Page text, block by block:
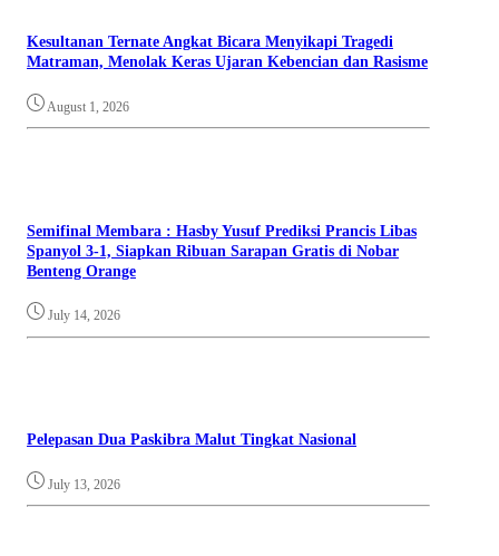
Kesultanan Ternate Angkat Bicara Menyikapi Tragedi
Matraman, Menolak Keras Ujaran Kebencian dan Rasisme
August 1, 2026
Semifinal Membara : Hasby Yusuf Prediksi Prancis Libas
Spanyol 3-1, Siapkan Ribuan Sarapan Gratis di Nobar
Benteng Orange
July 14, 2026
Pelepasan Dua Paskibra Malut Tingkat Nasional
July 13, 2026